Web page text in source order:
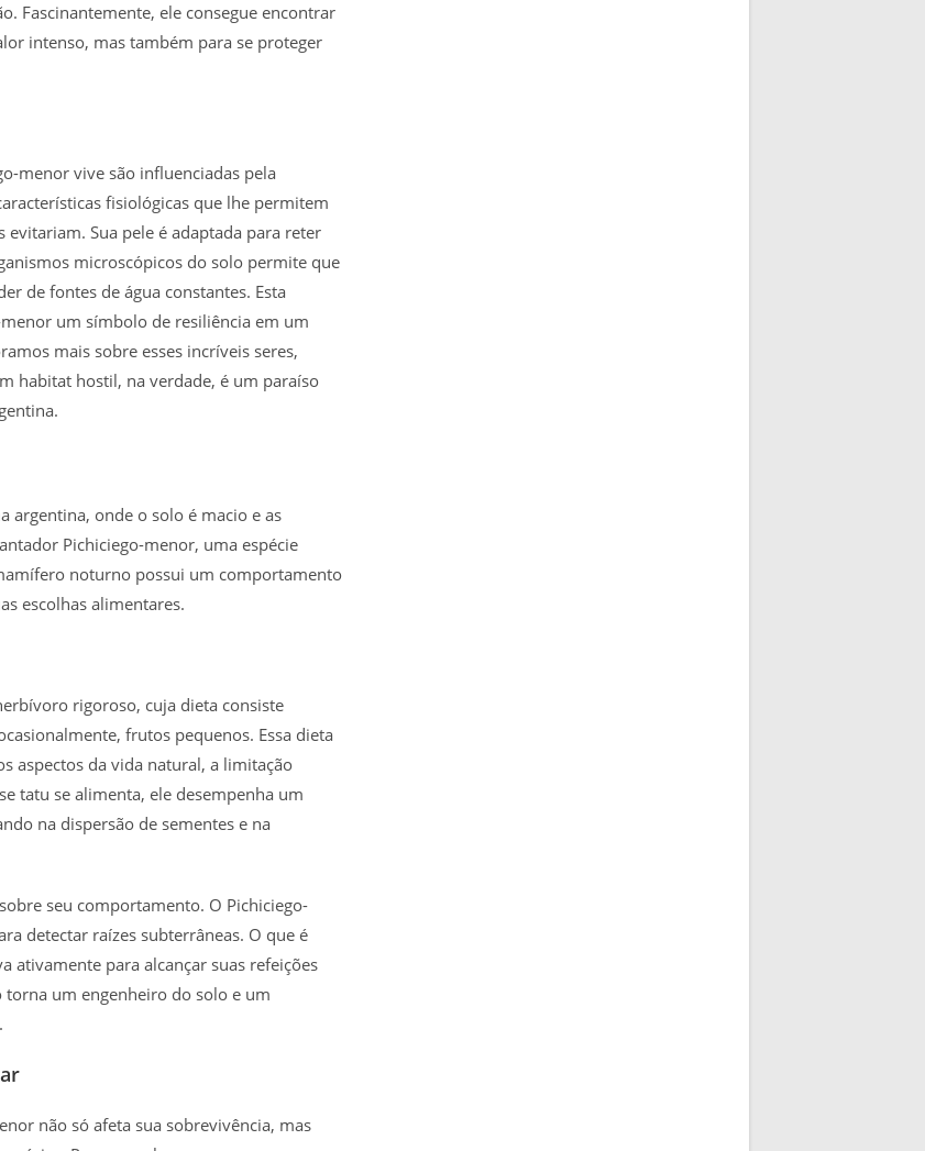
Fascinantemente, ele consegue encontrar
intenso, mas também para se proteger
menor vive são influenciadas pela
fisiológicas que lhe permitem
Sua pele é adaptada para reter
microscópicos do solo permite que
de fontes de água constantes. Esta
um símbolo de resiliência em um
mais sobre esses incríveis seres,
habitat hostil, na verdade, é um paraíso
argentina, onde o solo é macio e as
Pichiciego-menor, uma espécie
noturno possui um comportamento
escolhas alimentares.
rigoroso, cuja dieta consiste
frutos pequenos. Essa dieta
aspectos da vida natural, a limitação
tatu se alimenta, ele desempenha um
na dispersão de sementes e na
seu comportamento. O Pichiciego-
detectar raízes subterrâneas. O que é
ativamente para alcançar suas refeições
torna um engenheiro do solo e um
não só afeta sua sobrevivência, mas